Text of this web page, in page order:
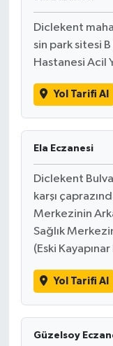
Diclekent
sin park sitesi
Hastanesi Acil
Yol Tarifi Al
Ela Eczanesi
Diclekent
karşı
Merkezinin
Sağlık
(Eski
Yol Tarifi Al
Güzelsoy